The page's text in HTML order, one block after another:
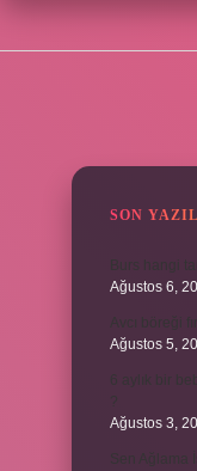
SON
Burs hangi
Ağustos 6,
Avcı böreği
Ağustos 5,
6 aylık bir
?
Ağustos 3,
Sen Ağlama